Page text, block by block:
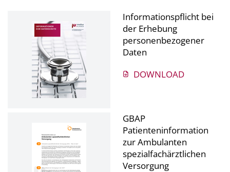
Informationspflicht bei
der Erhebung
personenbezogener
Daten
DOWNLOAD
GBAP
Patienteninformation
zur Ambulanten
spezialfachärztlichen
Versorgung